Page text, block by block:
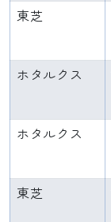
東芝
ホタルクス
ホタルクス
東芝